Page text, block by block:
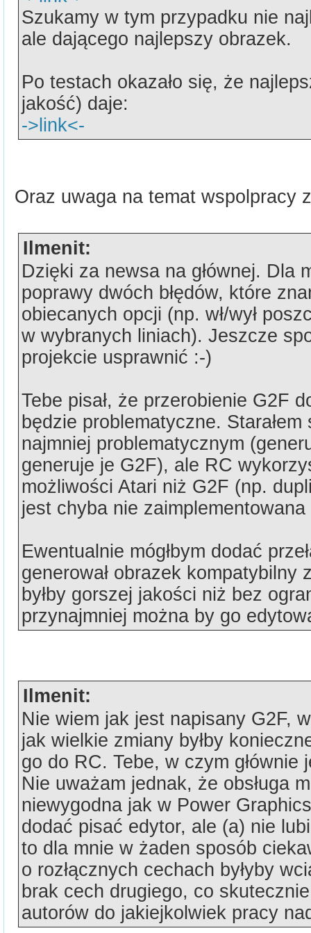
Szukamy w tym przypadku nie
ale dającego najlepszy obrazek.
Po testach okazało się, że
jakość) daje:
->link<-
Oraz uwaga na temat wspolpracy
Ilmenit:
Dzięki za newsa na głównej. Dla
poprawy dwóch błędów, które
obiecanych opcji (np. wł/wył
w wybranych liniach). Jeszcze
projekcie usprawnić :-)
Tebe pisał, że przerobienie G2F
będzie problematyczne.
najmniej problematycznym
generuje je G2F), ale RC
możliwości Atari niż G2F (np.
jest chyba nie
Ewentualnie mógłbym dodać
generował obrazek kompatybilny
byłby gorszej jakości niż bez
przynajmniej można by go
Ilmenit:
Nie wiem jak jest napisany G2F,
jak wielkie zmiany byłby
go do RC. Tebe, w czym głównie
Nie uważam jednak, że obsługa
niewygodna jak w Power
dodać pisać edytor, ale (a) nie
to dla mnie w żaden sposób
o rozłącznych cechach byłyby
brak cech drugiego, co
autorów do jakiejkolwiek pracy